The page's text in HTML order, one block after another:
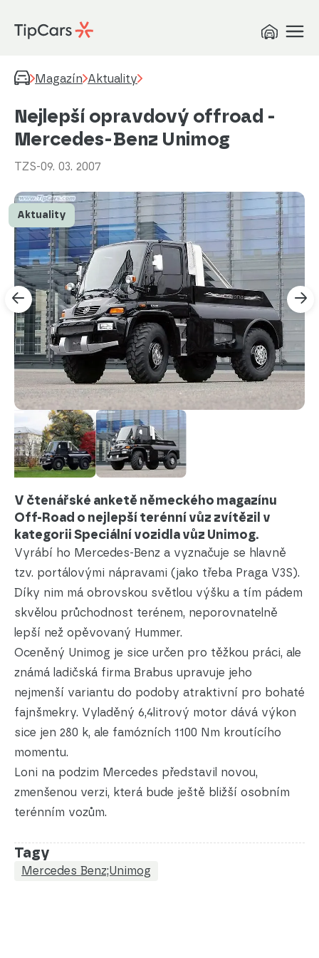
Magazín Aktuality
Nejlepší opravdový offroad -
Mercedes-Benz Unimog
TZS-09. 03. 2007
Aktuality
V čtenářské anketě německého magazínu
Off-Road o nejlepší terénní vůz zvítězil v
kategorii Speciální vozidla vůz Unimog.
Vyrábí ho Mercedes-Benz a vyznačuje se hlavně
tzv. portálovými nápravami (jako třeba Praga V3S).
Díky nim má obrovskou světlou výšku a tím pádem
skvělou průchodnost terénem, neporovnatelně
lepší než opěvovaný Hummer.
Oceněný Unimog je sice určen pro těžkou práci, ale
známá ladičská firma Brabus upravuje jeho
nejmenší variantu do podoby atraktivní pro bohaté
fajnšmekry. Vyladěný 6,4litrový motor dává výkon
sice jen 280 k, ale famózních 1100 Nm kroutícího
momentu.
Loni na podzim Mercedes představil novou,
zmenšenou verzi, která bude ještě bližší osobním
terénním vozům.
Tagy
Mercedes Benz;Unimog